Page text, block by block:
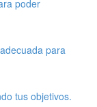
poder
para
tus objetivos.